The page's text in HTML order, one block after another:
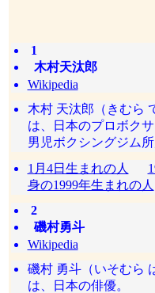
1
木村天汰郎
Wikipedia
木村 天汰郎（きむら
は、日本のプロボク
男児ボクシングジム所
1月4日生まれの人
身の1999年生まれの人
2
磯村勇斗
Wikipedia
磯村 勇斗（いそむら
は、日本の俳優。